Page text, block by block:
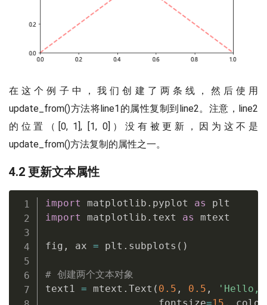
在这个例子中，我们创建了两条线，然后使用
update_from()方法将line1的属性复制到line2。注意，line2
的位置（[0, 1], [1, 0]）没有被更新，因为这不是
update_from()方法复制的属性之一。
4.2 更新文本属性
import matplotlib . pyplot as
import matplotlib . text as mtext
fig , ax = plt . subplots ( )
# 创建两个文本对象
text1 = mtext . Text ( 0.5 , 0.5 ,
'Hello,